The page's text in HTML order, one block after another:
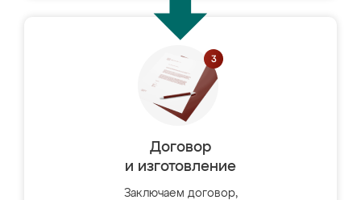
Договор
и изготовление
Заключаем договор,